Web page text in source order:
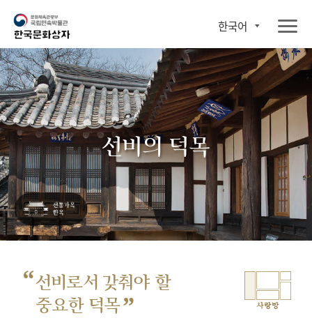
한국어
선비의 덕목
“선비로서 갖춰야 할
중요한 덕목” 사랑방